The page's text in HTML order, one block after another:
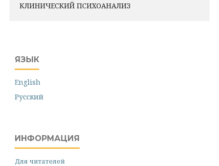
КЛИНИЧЕСКИЙ ПСИХОАНАЛИЗ
ЯЗЫК
English
Русский
ИНФОРМАЦИЯ
Для читателей